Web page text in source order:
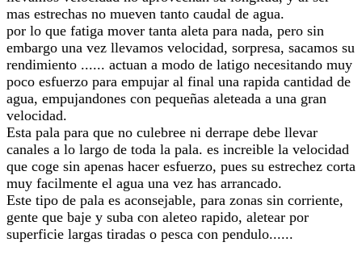
mas estrechas no mueven tanto caudal de agua.
por lo que fatiga mover tanta aleta para nada, pero sin
embargo una vez llevamos velocidad, sorpresa, sacamos su
rendimiento ...... actuan a modo de latigo necesitando muy
poco esfuerzo para empujar al final una rapida cantidad de
agua, empujandones con pequeñas aleteada a una gran
velocidad.
Esta pala para que no culebree ni derrape debe llevar
canales a lo largo de toda la pala. es increible la velocidad
que coge sin apenas hacer esfuerzo, pues su estrechez corta
muy facilmente el agua una vez has arrancado.
Este tipo de pala es aconsejable, para zonas sin corriente,
gente que baje y suba con aleteo rapido, aletear por
superficie largas tiradas o pesca con pendulo......